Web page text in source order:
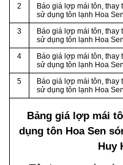
2
Báo giá lợp mái tôn, thay
sử dụng tôn lạnh Hoa
3
Báo giá lợp mái tôn, thay
sử dụng tôn lạnh Hoa
4
Báo giá lợp mái tôn, thay
sử dụng tôn lạnh Hoa
5
Báo giá lợp mái tôn, thay
sử dụng tôn lạnh Hoa
Bảng giá lợp mái
dụng tôn Hoa Sen
Huy